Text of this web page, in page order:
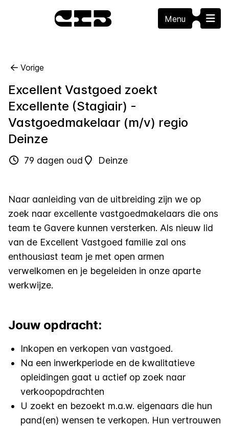
Menu
Vorige
Excellent Vastgoed zoekt
Excellente (Stagiair) -
Vastgoedmakelaar (m/v) regio
Deinze
79 dagen oud Deinze
Naar aanleiding van de uitbreiding zijn we op
zoek naar excellente vastgoedmakelaars die ons
team te Gavere kunnen versterken. Als nieuw lid
van de Excellent Vastgoed familie zal ons
enthousiast team je met open armen
verwelkomen en je begeleiden in onze aparte
werkwijze.
Jouw opdracht:
Inkopen en verkopen van vastgoed.
Na een inwerkperiode en de kwalitatieve
opleidingen gaat u actief op zoek naar
verkoopopdrachten
U zoekt en bezoekt m.a.w. eigenaars die hun
pand(en) wensen te verkopen. Hun vertrouwen